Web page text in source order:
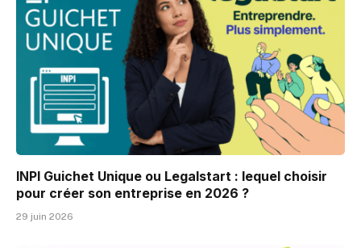
INPI Guichet Unique ou Legalstart : lequel choisir
pour créer son entreprise en 2026 ?
29 juin 2026